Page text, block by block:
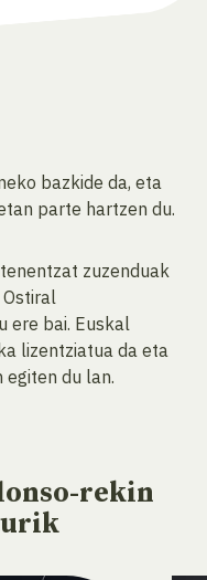
bazkide da, eta
parte hartzen du.
zuzenduak
ere bai. Euskal
lizentziatua da eta
du lan.
rekin